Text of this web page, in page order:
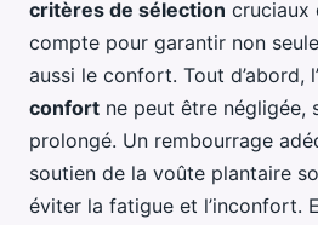
critères de sélection cruciaux
compte pour garantir non
aussi le confort. Tout d’abord,
confort ne peut être
prolongé. Un rembourrage
soutien de la voûte plantaire
éviter la fatigue et l’inconfort.